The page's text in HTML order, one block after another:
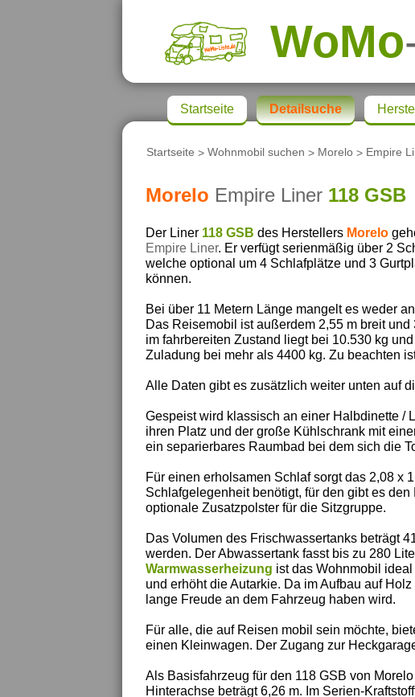
WoMo
Startseite >Wohnmobil suchen > Morelo > Empire
Morelo Empire Liner 118 GSB
Der Liner 118 GSB des Herstellers Morelo
Empire Liner. Er verfügt serienmäßig über 2
welche optional um 4 Schlafplätze und 3
können.
Bei über 11 Metern Länge mangelt es weder
Das Reisemobil ist außerdem 2,55 m breit
im fahrbereiten Zustand liegt bei 10.530 kg
Zuladung bei mehr als 4400 kg. Zu beachten
Alle Daten gibt es zusätzlich weiter unten auf
Gespeist wird klassisch an einer Halbdinette /
ihren Platz und der große Kühlschrank mit
ein separierbares Raumbad bei dem sich die
Für einen erholsamen Schlaf sorgt das 2,08 x
Schlafgelegenheit benötigt, für den gibt es
optionale Zusatzpolster für die Sitzgruppe.
Das Volumen des Frischwassertanks beträgt
werden. Der Abwassertank fasst bis zu 280
Warmwasserheizung ist das Wohnmobil
und erhöht die Autarkie. Da im Aufbau auf
lange Freude an dem Fahrzeug haben wird.
Für alle, die auf Reisen mobil sein möchte,
einen Kleinwagen. Der Zugang zur
Als Basisfahrzeug für den 118 GSB von
Hinterachse beträgt 6,26 m. Im Serien-
Startseite Detailsuche